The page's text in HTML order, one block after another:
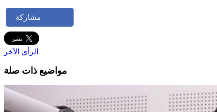
مشاركة
الرأي الآخر
مواضيع ذات صلة